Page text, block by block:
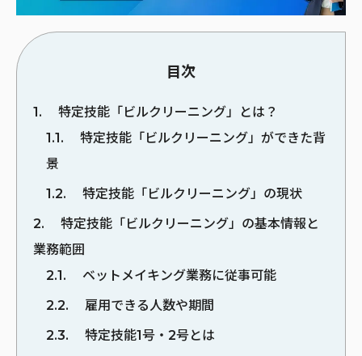
目次
1
特定技能「ビルクリーニング」とは？
1.1
特定技能「ビルクリーニング」ができた背
景
1.2
特定技能「ビルクリーニング」の現状
2
特定技能「ビルクリーニング」の基本情報と
業務範囲
2.1
ベットメイキング業務に従事可能
2.2
雇用できる人数や期間
2.3
特定技能1号・2号とは